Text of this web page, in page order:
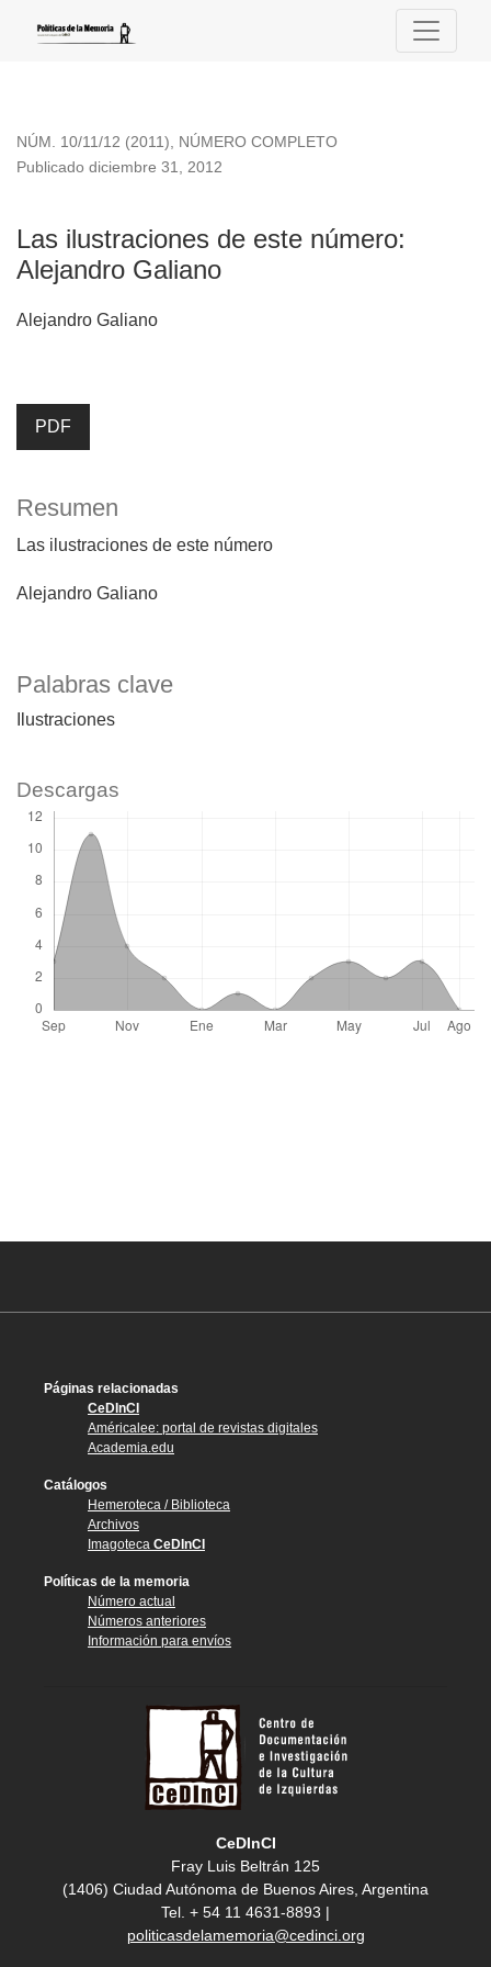
NÚM. 10/11/12 (2011), NÚMERO COMPLETO
Las ilustraciones de este número:
Alejandro Galiano
Publicado diciembre 31, 2012
Alejandro Galiano
PDF
Palabras clave
Ilustraciones
Resumen
Las ilustraciones de este número
Alejandro Galiano
Descargas
Páginas relacionadas
CeDInCI
Américalee: portal de revistas digitales
Academia.edu
Catálogos
Hemeroteca / Biblioteca
Archivos
Imagoteca CeDInCI
Políticas de la memoria
Número actual
Números anteriores
Información para envíos
CeDInCI
Fray Luis Beltrán 125
(1406) Ciudad Autónoma de Buenos Aires, Argentina
Tel. + 54 11 4631-8893 |
politicasdelamemoria@cedinci.org